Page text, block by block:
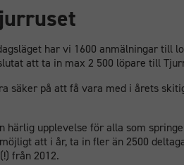
har vi 1600 anmälningar till
att ta in max 2 500 löpare till
säker på att få vara med i årets
upplevelse för alla som
att i år, ta in fler än 2500
från 2012.